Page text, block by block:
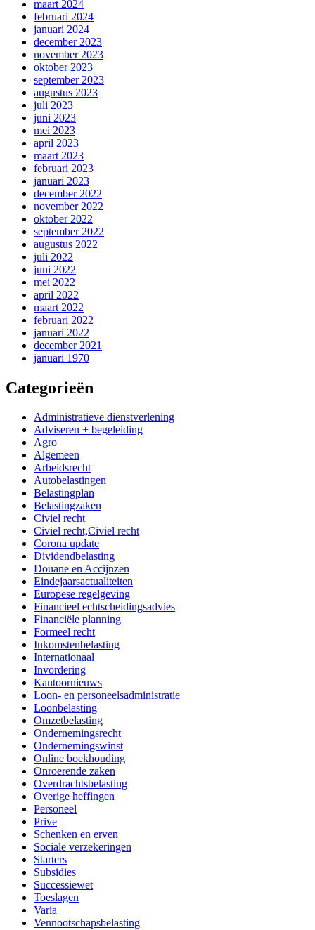
maart 2024
februari 2024
januari 2024
december 2023
november 2023
oktober 2023
september 2023
augustus 2023
juli 2023
juni 2023
mei 2023
april 2023
maart 2023
februari 2023
januari 2023
december 2022
november 2022
oktober 2022
september 2022
augustus 2022
juli 2022
juni 2022
mei 2022
april 2022
maart 2022
februari 2022
januari 2022
december 2021
januari 1970
Categorieën
Administratieve dienstverlening
Adviseren + begeleiding
Agro
Algemeen
Arbeidsrecht
Autobelastingen
Belastingplan
Belastingzaken
Civiel recht
Civiel recht,Civiel recht
Corona update
Dividendbelasting
Douane en Accijnzen
Eindejaarsactualiteiten
Europese regelgeving
Financieel echtscheidingsadvies
Financiële planning
Formeel recht
Inkomstenbelasting
Internationaal
Invordering
Kantoornieuws
Loon- en personeelsadministratie
Loonbelasting
Omzetbelasting
Ondernemingsrecht
Ondernemingswinst
Online boekhouding
Onroerende zaken
Overdrachtsbelasting
Overige heffingen
Personeel
Prive
Schenken en erven
Sociale verzekeringen
Starters
Subsidies
Successiewet
Toeslagen
Varia
Vennootschapsbelasting